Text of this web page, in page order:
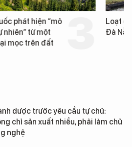
Loạt dự án bất động
Đà Nẵng sắp bị kiểm
dược trước yêu cầu tự chủ:
chỉ sản xuất nhiều, phải làm chủ
nghệ